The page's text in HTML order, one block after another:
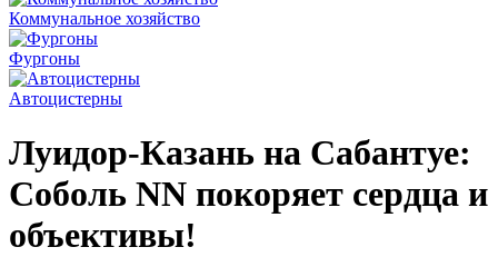
Коммунальное хозяйство
Фургоны
Автоцистерны
Луидор-Казань на Сабантуе:
Соболь NN покоряет сердца и
объективы!